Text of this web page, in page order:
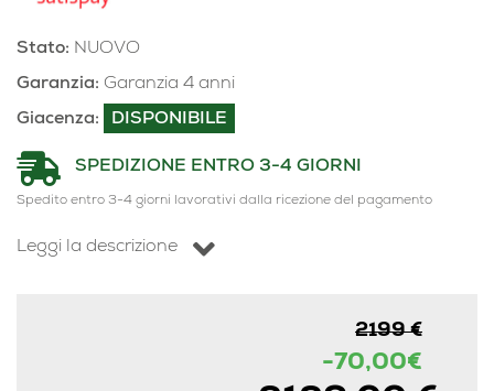
Stato: NUOVO
Garanzia: Garanzia 4 anni
Giacenza:
DISPONIBILE
SPEDIZIONE ENTRO 3-4 GIORNI
Spedito entro 3-4 giorni lavorativi dalla ricezione del pagamento
Leggi la descrizione
2199 €
-70,00€